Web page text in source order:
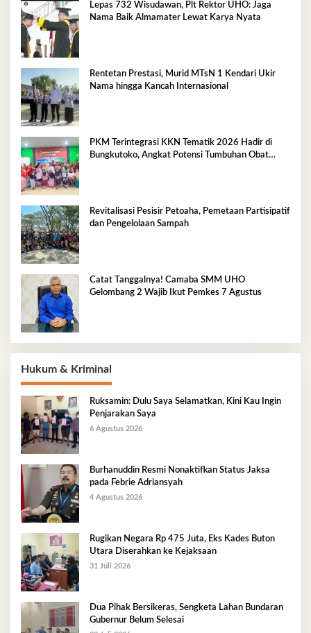
Lepas 732 Wisudawan, Plt Rektor UHO: Jaga
Nama Baik Almamater Lewat Karya Nyata
Rentetan Prestasi, Murid MTsN 1 Kendari Ukir
Nama hingga Kancah Internasional
PKM Terintegrasi KKN Tematik 2026 Hadir di
Bungkutoko, Angkat Potensi Tumbuhan Obat
Revitalisasi Pesisir Petoaha, Pemetaan Partisipatif
dan Pengelolaan Sampah
Catat Tanggalnya! Camaba SMM UHO
Gelombang 2 Wajib Ikut Pemkes 7 Agustus
Hukum & Kriminal
Ruksamin: Dulu Saya Selamatkan, Kini Kau Ingin
Penjarakan Saya
6 Agustus 2026
Burhanuddin Resmi Nonaktifkan Status Jaksa
pada Febrie Adriansyah
4 Agustus 2026
Rugikan Negara Rp 475 Juta, Eks Kades Buton
Utara Diserahkan ke Kejaksaan
31 Juli 2026
Dua Pihak Bersikeras, Sengketa Lahan Bundaran
Gubernur Belum Selesai